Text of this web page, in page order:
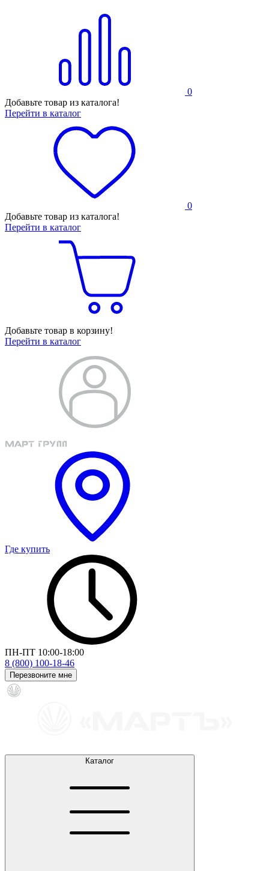
0
Добавьте товар из каталога!
Перейти в каталог
0
Добавьте товар из каталога!
Перейти в каталог
Добавьте товар в корзину!
Перейти в каталог
Где купить
ПН-ПТ 10:00-18:00
8 (800) 100-18-46
Перезвоните мне
Каталог